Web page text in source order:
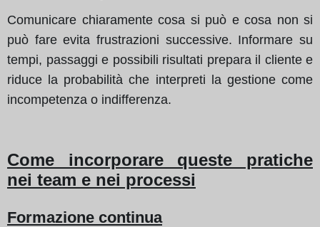
Comunicare chiaramente cosa si può e cosa non si
può fare evita frustrazioni successive. Informare su
tempi, passaggi e possibili risultati prepara il cliente e
riduce la probabilità che interpreti la gestione come
incompetenza o indifferenza.
Come incorporare queste pratiche
nei team e nei processi
Formazione continua